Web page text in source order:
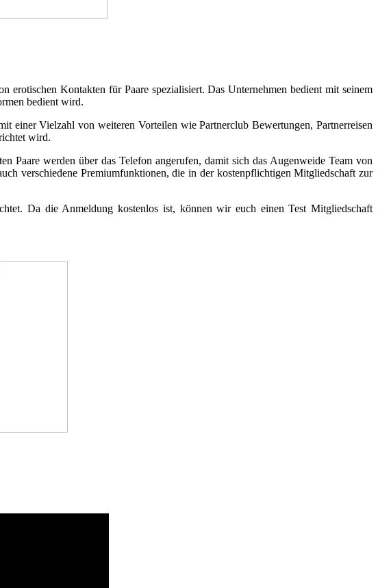
Kontakten für Paare spezialisiert. Das Unternehmen bedient mit seinem
bedient wird.
einer Vielzahl von weiteren Vorteilen wie Partnerclub Bewertungen, Partnerreisen
wird.
Paare werden über das Telefon angerufen, damit sich das Augenweide Team von
verschiedene Premiumfunktionen, die in der kostenpflichtigen Mitgliedschaft zur
Da die Anmeldung kostenlos ist, können wir euch einen Test Mitgliedschaft